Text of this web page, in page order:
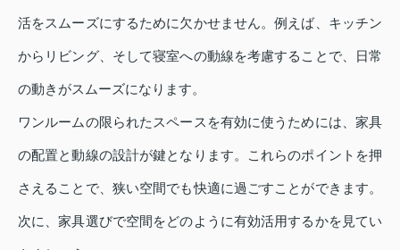
活をスムーズにするために欠かせません。例えば、キッチン
からリビング、そして寝室への動線を考慮することで、日常
の動きがスムーズになります。
ワンルームの限られたスペースを有効に使うためには、家具
の配置と動線の設計が鍵となります。これらのポイントを押
さえることで、狭い空間でも快適に過ごすことができます。
次に、家具選びで空間をどのように有効活用するかを見てい